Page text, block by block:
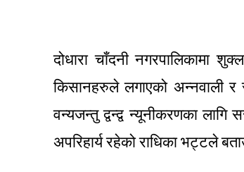
दोधारा चाँदनी नगरपालिकामा
किसानहरुले लगाएको अन्नवाली
वन्यजन्तु द्वन्द्व न्यूनीकरणका
अपरिहार्य रहेको राधिका भट्टले